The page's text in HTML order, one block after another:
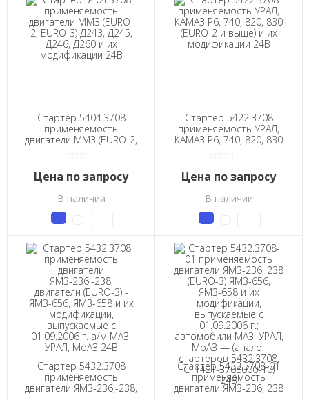
Стартер 5404.3708
применяемость
двигатели ММЗ (EURO-2,
модификации 24В
Цена по запросу
В наличии
Стартер 5422.3708
применяемость УРАЛ,
КАМАЗ Р6, 740, 820, 830
Цена по запросу
В наличии
Стартер 5432.3708
применяемость
двигатели ЯМЗ-236,-238,
Стартер 5432.3708-01
применяемость
двигатели ЯМЗ-236, 238